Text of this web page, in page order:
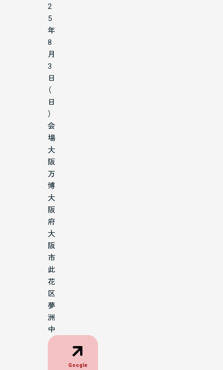
2
5
年
8
月
3
日
（
日
）
会
場
大
阪
万
博
大
阪
府
大
阪
市
此
花
区
夢
洲
中
Google